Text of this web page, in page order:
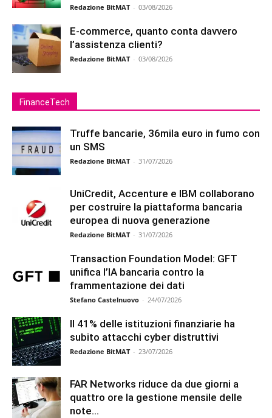
Redazione BitMAT - 03/08/2026
E-commerce, quanto conta davvero
l’assistenza clienti?
Redazione BitMAT - 03/08/2026
FinanceTech
Truffe bancarie, 36mila euro in fumo con
un SMS
Redazione BitMAT - 31/07/2026
UniCredit, Accenture e IBM collaborano
per costruire la piattaforma bancaria
europea di nuova generazione
Redazione BitMAT - 31/07/2026
Transaction Foundation Model: GFT
unifica l’IA bancaria contro la
frammentazione dei dati
Stefano Castelnuovo - 24/07/2026
Il 41% delle istituzioni finanziarie ha
subito attacchi cyber distruttivi
Redazione BitMAT - 23/07/2026
FAR Networks riduce da due giorni a
quattro ore la gestione mensile delle
note...